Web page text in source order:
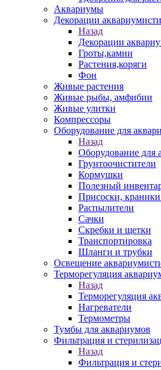
Аквариумы
Декорации
Назад
Декорации
Гроты,камни
Растения,коряги
Фон
Живые растения
Живые рыбы, амфибии
Живые улитки
Компрессоры
Оборудование для
Назад
Оборудование для
Грунтоочистители
Кормушки
Полезный
Присоски,
Распылители
Сачки
Скребки и щетки
Транспортировка
Шланги и трубки
Освещение
Терморегуляция
Назад
Терморегуляция
Нагреватели
Термометры
Тумбы для аквариумов
Фильтрация и
Назад
Фильтрация и